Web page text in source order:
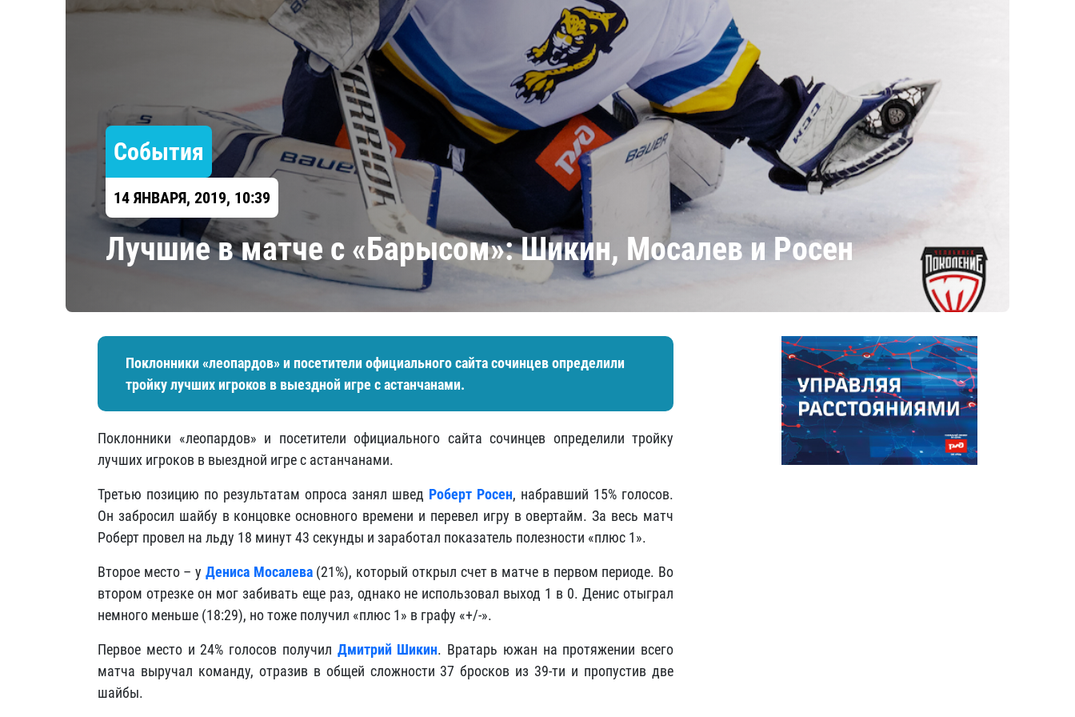
Шанхайские Драконы
Амур
Барыс
Салават Юлаев
Сибирь
События
14 ЯНВАРЯ, 2019, 10:39
​Лучшие в матче с «Барысом»: Шикин, Мосалев и Росен
Поклонники «леопардов» и посетители официального сайта сочинцев определили
тройку лучших игроков в выездной игре с астанчанами.
Поклонники «леопардов» и посетители официального сайта сочинцев определили тройку
лучших игроков в выездной игре с астанчанами.
Третью позицию по результатам опроса занял швед Роберт Росен, набравший 15% голосов.
Он забросил шайбу в концовке основного времени и перевел игру в овертайм. За весь матч
Роберт провел на льду 18 минут 43 секунды и заработал показатель полезности «плюс 1».
Второе место – у Дениса Мосалева(21%), который открыл счет в матче в первом периоде. Во
втором отрезке он мог забивать еще раз, однако не использовал выход 1 в 0. Денис отыграл
немного меньше (18:29), но тоже получил «плюс 1» в графу «+/-».
Первое место и 24% голосов получил Дмитрий Шикин. Вратарь южан на протяжении всего
матча выручал команду, отразив в общей сложности 37 бросков из 39-ти и пропустив две
шайбы.